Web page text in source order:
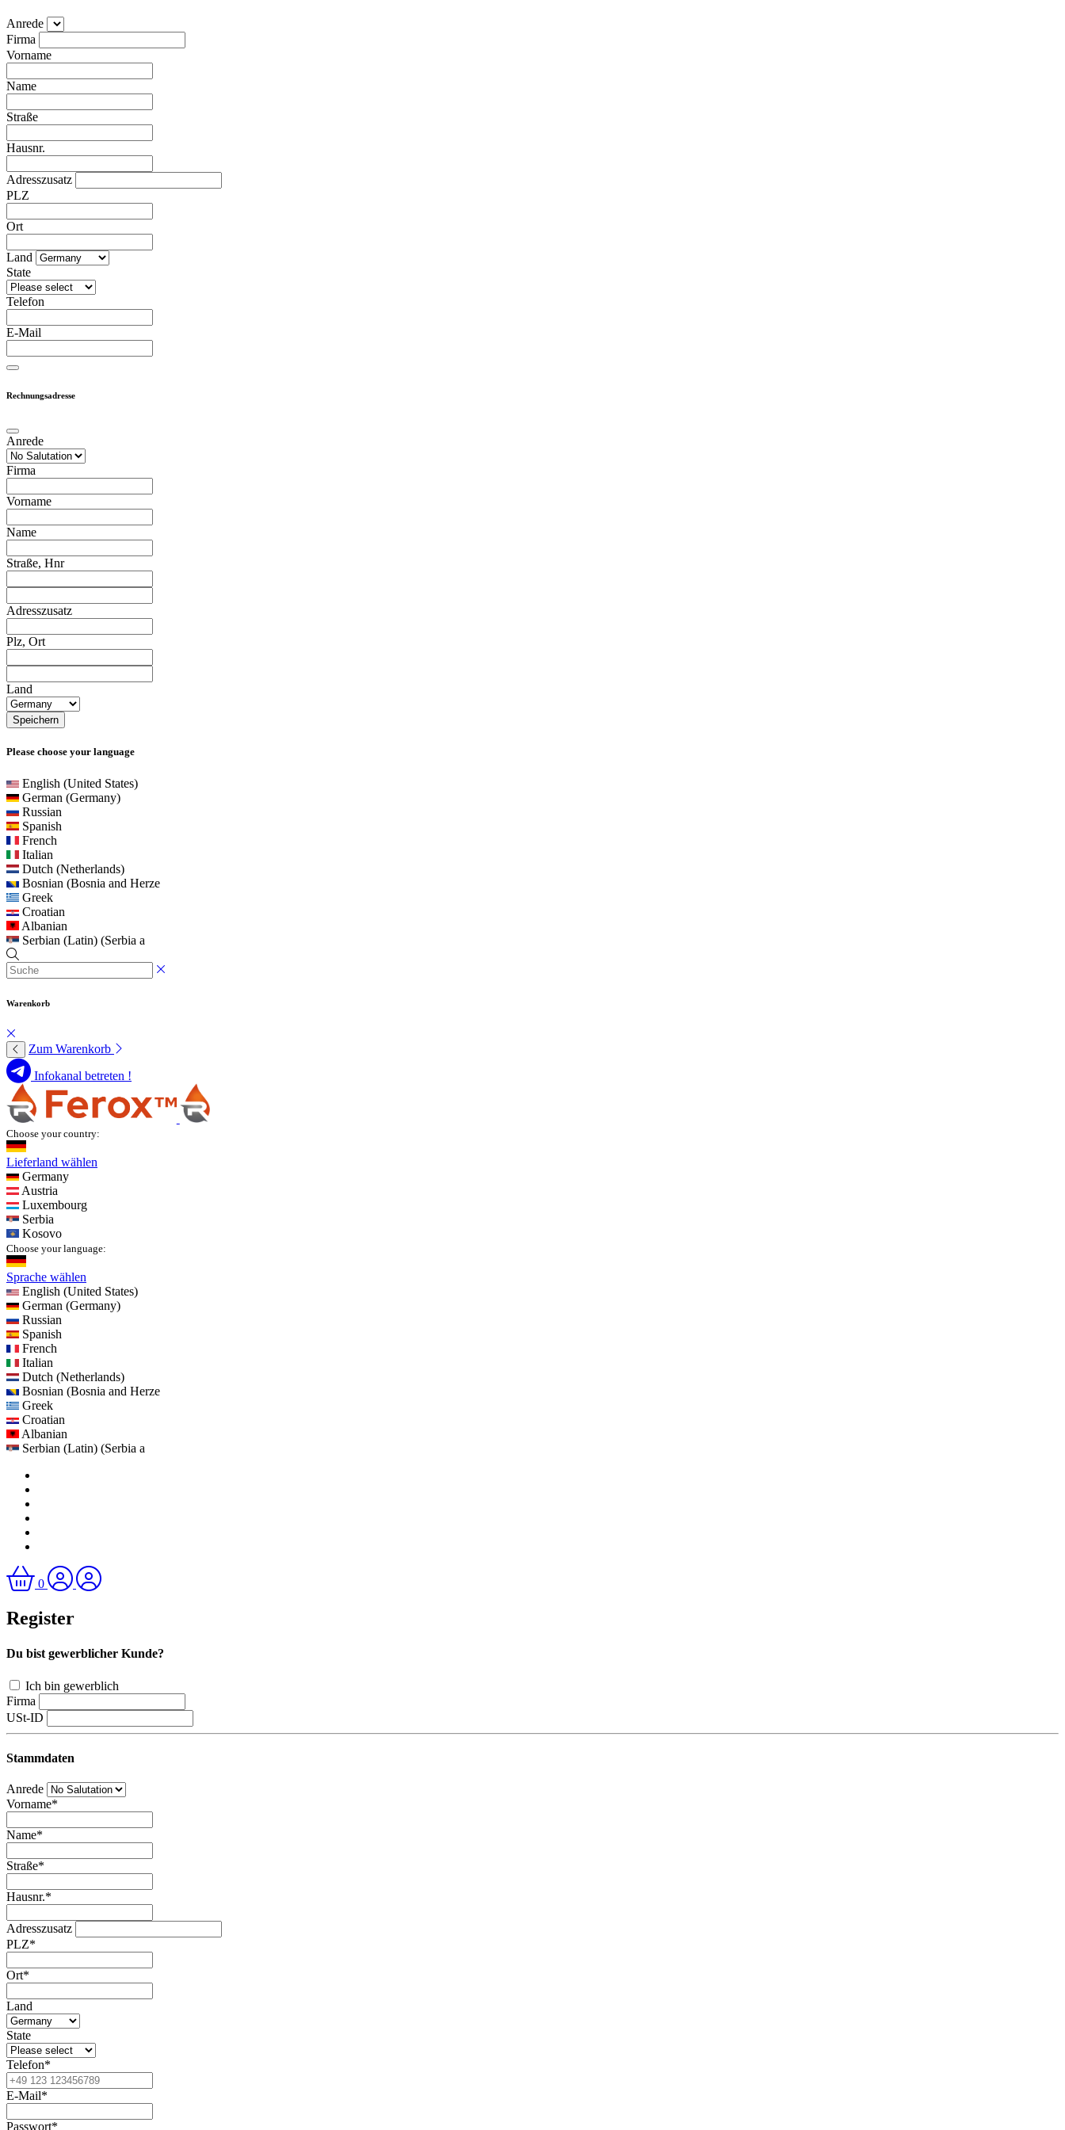
Anrede
Firma
Vorname
Name
Straße
Hausnr.
Adresszusatz
PLZ
Ort
Land
State
Telefon
E-Mail
Rechnungsadresse
Anrede
Firma
Vorname
Name
Straße, Hnr
Adresszusatz
Plz, Ort
Land
Speichern
Please choose your language
English (United States)
German (Germany)
Russian
Spanish
French
Italian
Dutch (Netherlands)
Bosnian (Bosnia and Herze
Greek
Croatian
Albanian
Serbian (Latin) (Serbia a
Warenkorb
Zum Warenkorb
Infokanal betreten !
Choose your country:
Lieferland wählen
Germany
Austria
Luxembourg
Serbia
Kosovo
Choose your language:
Sprache wählen
English (United States)
German (Germany)
Russian
Spanish
French
Italian
Dutch (Netherlands)
Bosnian (Bosnia and Herze
Greek
Croatian
Albanian
Serbian (Latin) (Serbia a
0
Register
Du bist gewerblicher Kunde?
Ich bin gewerblich
Firma
USt-ID
Stammdaten
Anrede
Vorname*
Name*
Straße*
Hausnr.*
Adresszusatz
PLZ*
Ort*
Land
State
Telefon*
E-Mail*
Passwort*